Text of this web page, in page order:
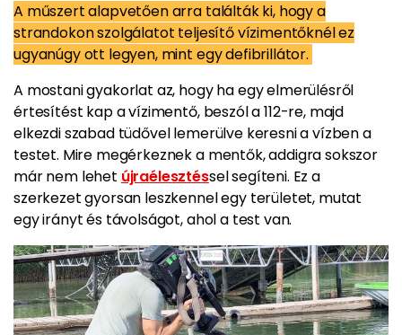
A műszert alapvetően arra találták ki, hogy a
strandokon szolgálatot teljesítő vízimentőknél ez
ugyanúgy ott legyen, mint egy defibrillátor.
A mostani gyakorlat az, hogy ha egy elmerülésről
értesítést kap a vízimentő, beszól a 112-re, majd
elkezdi szabad tüdővel lemerülve keresni a vízben a
testet. Mire megérkeznek a mentők, addigra sokszor
már nem lehet újraélesztéssel segíteni. Ez a
szerkezet gyorsan leszkennel egy területet, mutat
egy irányt és távolságot, ahol a test van.